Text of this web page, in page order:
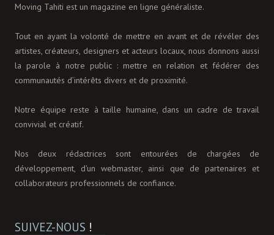
Moving Tahiti est un magazine en ligne généraliste.
Tout en ayant la volonté de mettre en avant et de révéler des
artistes, créateurs, designers et acteurs locaux, nous donnons aussi
la parole à notre public : mettre en relation et fédérer des
communautés d’intérêts divers et de proximité.
Notre équipe reste à taille humaine, dans un cadre de travail
convivial et créatif.
Nos deux rédactrices sont entourées de chargées de
développement, d'un webmaster, ainsi que de partenaires et
collaborateurs professionnels de confiance.
SUIVEZ-NOUS !